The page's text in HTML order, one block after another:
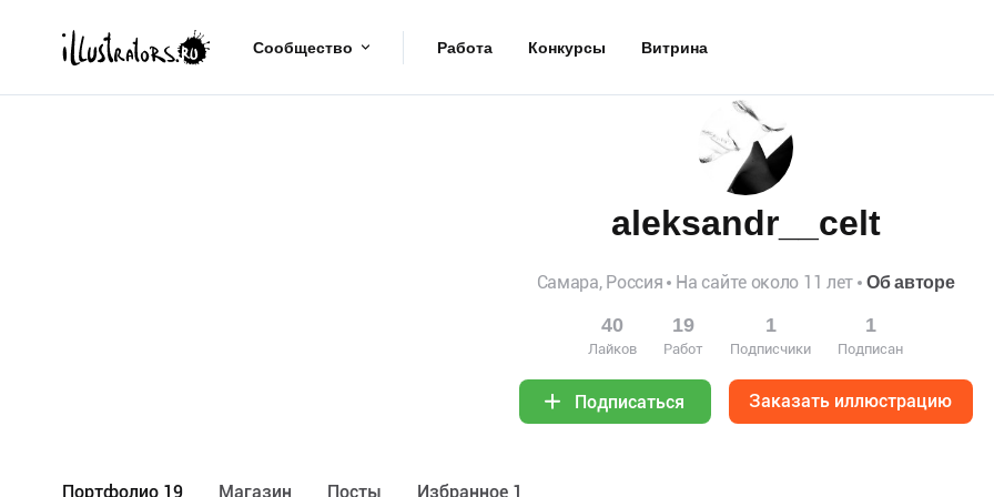
Сообщество Работа Конкурсы Витрина
aleksandr__celt
Самара, Россия На сайте около 11 лет Об авторе
40
Лайков
19
Работ
1
Подписчики
1
Подписан
Подписаться Заказать иллюстрацию
Портфолио 19 Maгазин Посты Избранное 1